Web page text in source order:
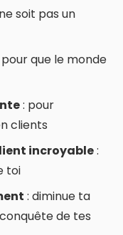
soit pas un
que le monde
: pour
clients
incroyable:
toi
: diminue ta
de tes